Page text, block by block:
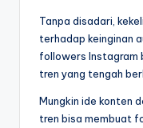
Tanpa disadari,
terhadap keinginan
followers Instagram
tren yang tengah
Mungkin ide konten
tren bisa membuat